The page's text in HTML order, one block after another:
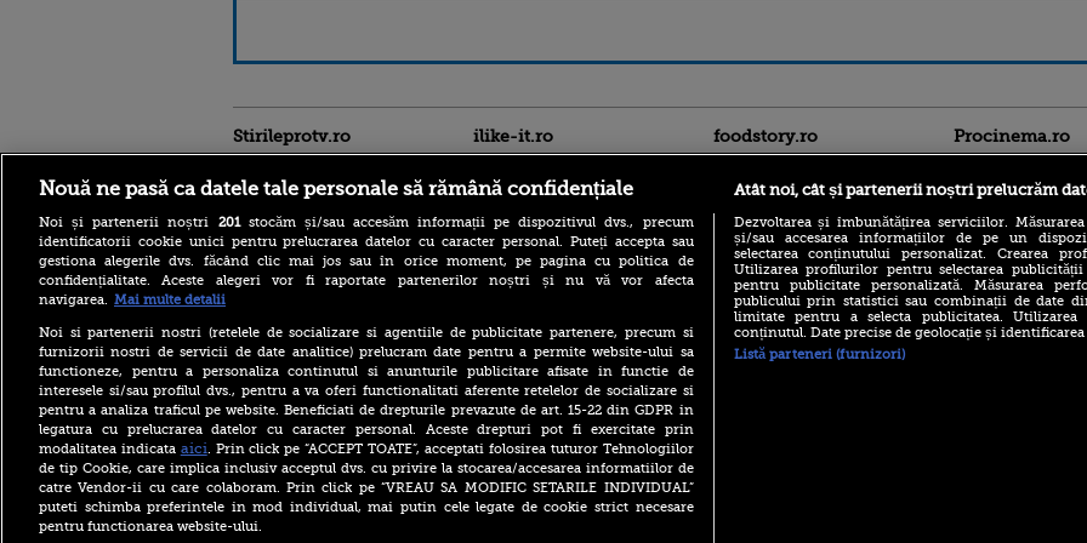
Stirileprotv.ro
Care este mâncarea
preferată a lui Florin
Dumitrescu. Juratul
MastrerChef a vorbit despre
începuturile în bucătărie
Horoscop 9 august 2026, cu
Neti Sandu. Încep să vină
bani în cont
Elon Musk a refuzat accesul
Ucrainei la Starlink pentru
ilike-it.ro foodstory.ro
(P) Descoperă Lumea
Evenimentelor din România
cu Transilvania Events!
Procinema.ro
Nikolaj Coster-
Urzeala
Nouă ne pasă ca datele tale personale să rămână confidențiale
Noi și partenerii noștri 201stocăm și/sau accesăm informații pe dispozitivul dvs., precum
identificatorii cookie unici pentru prelucrarea datelor cu caracter personal. Puteți accepta sau
gestiona alegerile dvs. făcând clic mai jos sau în orice moment, pe pagina cu politica de
confidențialitate. Aceste alegeri vor fi raportate partenerilor noștri și nu vă vor afecta
navigarea. Mai multe detalii
Noi si partenerii nostri (retelele de socializare si agentiile de publicitate partenere, precum si
furnizorii nostri de servicii de date analitice) prelucram date pentru a permite website-ului sa
functioneze, pentru a personaliza continutul si anunturile publicitare afisate in functie de
interesele si/sau profilul dvs., pentru a va oferi functionalitati aferente retelelor de socializare si
pentru a analiza traficul pe website. Beneficiati de drepturile prevazute de art. 15-22 din GDPR in
legatura cu prelucrarea datelor cu caracter personal. Aceste drepturi pot fi exercitate prin
modalitatea indicata aici. Prin click pe “ACCEPT TOATE”, acceptati folosirea tuturor Tehnologiilor
de tip Cookie, care implica inclusiv acceptul dvs. cu privire la stocarea/accesarea informatiilor de
catre Vendor-ii cu care colaboram. Prin click pe “VREAU SA MODIFIC SETARILE INDIVIDUAL”
puteti schimba preferintele in mod individual, mai putin cele legate de cookie strict necesare
pentru functionarea website-ului.
Atât noi, cât și partenerii noștri prelucrăm
Dezvoltarea și îmbunătățirea serviciilor.
și/sau accesarea informațiilor de pe un
selectarea conținutului personalizat. Crearea
Utilizarea profilurilor pentru selectarea
pentru publicitate personalizată. Măsurarea
publicului prin statistici sau combinații de date
limitate pentru a selecta publicitatea.
conținutul. Date precise de geolocație și
Listă parteneri (furnizori)